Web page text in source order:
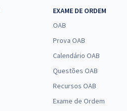
EXAME DE ORDEM
OAB
Prova OAB
Calendário OAB
Questões OAB
Recursos OAB
Exame de Ordem